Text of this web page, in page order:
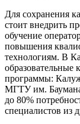
Для сохранения
стоит внедрить
обучение
повышения
технологиям. В
образовательные
программы:
МГТУ им.
до 80%
специалистов из